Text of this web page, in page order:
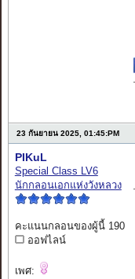
23 กันยายน 2025, 01:45:PM
PIKuL
Special Class LV6
นักกลอนเอกแห่งวังหลวง
คะแนนกลอนของผู้นี้ 190
ออฟไลน์
เพศ: